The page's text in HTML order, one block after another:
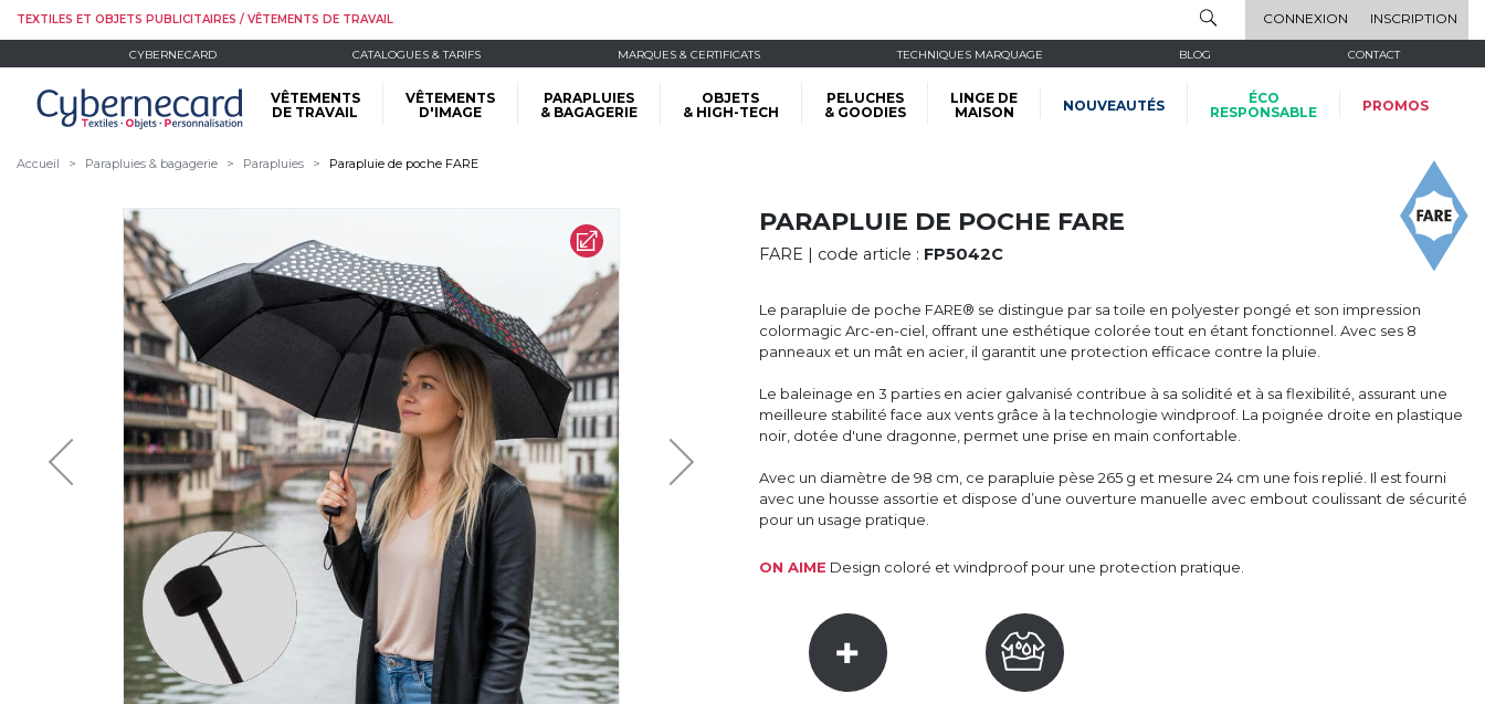
TEXTILES ET OBJETS PUBLICITAIRES / VÊTEMENTS DE TRAVAIL CONNEXION INSCRIPTION
CYBERNECARD CATALOGUES & TARIFS MARQUES & CERTIFICATS TECHNIQUES MARQUAGE BLOG CONTACT
VÊTEMENTS
DE TRAVAIL
VÊTEMENTS
D'IMAGE
PARAPLUIES
& BAGAGERIE
OBJETS
& HIGH-TECH
PELUCHES
& GOODIES
LINGE DE
MAISON
NOUVEAUTÉS
ÉCO
RESPONSABLE
PROMOS
Accueil Parapluies & bagagerie Parapluies Parapluie de poche FARE
PARAPLUIE DE POCHE FARE
FARE | code article : FP5042C
Le parapluie de poche FARE® se distingue par sa toile en polyester pongé et son impression
colormagic Arc-en-ciel, offrant une esthétique colorée tout en étant fonctionnel. Avec ses 8
panneaux et un mât en acier, il garantit une protection efficace contre la pluie.
Le baleinage en 3 parties en acier galvanisé contribue à sa solidité et à sa flexibilité, assurant une
meilleure stabilité face aux vents grâce à la technologie windproof. La poignée droite en plastique
noir, dotée d'une dragonne, permet une prise en main confortable.
Avec un diamètre de 98 cm, ce parapluie pèse 265 g et mesure 24 cm une fois replié. Il est fourni
avec une housse assortie et dispose d’une ouverture manuelle avec embout coulissant de sécurité
pour un usage pratique.
ON AIME Design coloré et windproof pour une protection pratique.